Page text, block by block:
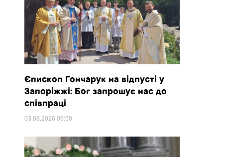
Єпископ Гончарук на відпусті у
Запоріжжі: Бог запрошує нас до
співпраці
03.08.2026 09:58